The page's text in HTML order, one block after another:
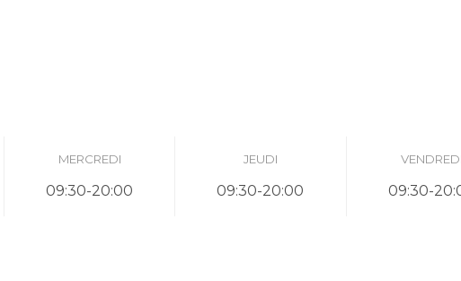
MERCREDI
09:30-20:00
JEUDI
09:30-20:00
VENDREDI
09:30-